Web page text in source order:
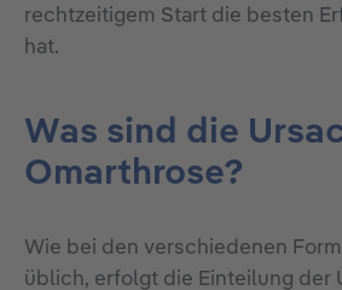
rechtzeitigem Start die besten
hat.
Was sind die
Omarthrose?
Wie bei den verschiedenen
üblich, erfolgt die Einteilung der